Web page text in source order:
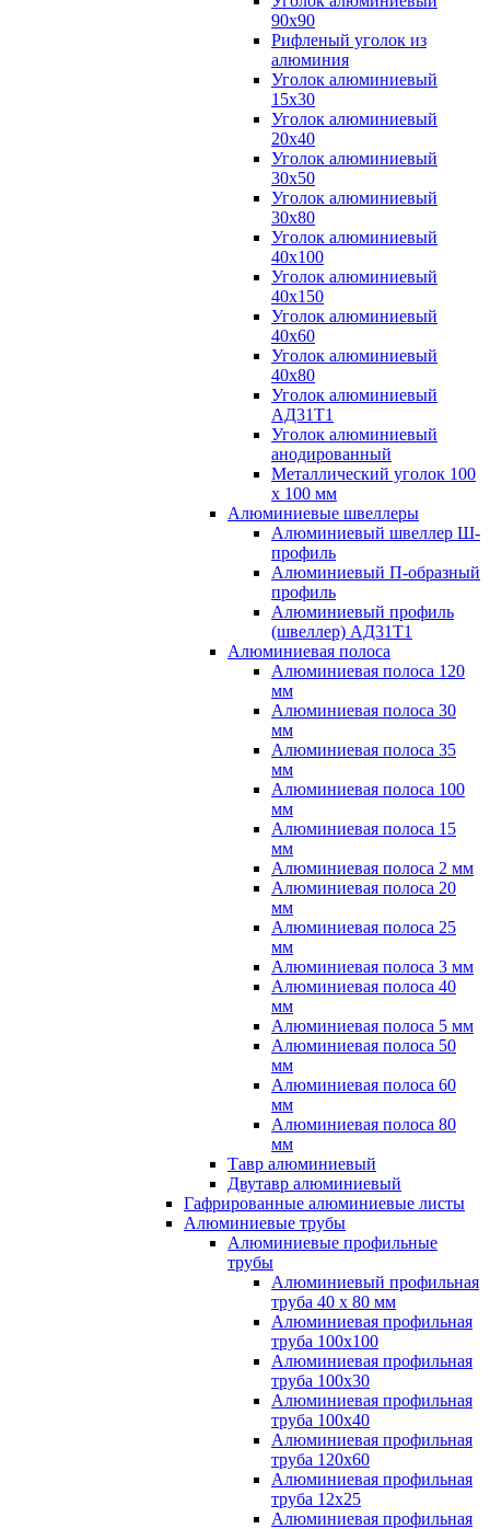
90х90
Рифленый уголок из
алюминия
Уголок алюминиевый
15х30
Уголок алюминиевый
20х40
Уголок алюминиевый
30х50
Уголок алюминиевый
30х80
Уголок алюминиевый
40х100
Уголок алюминиевый
40х150
Уголок алюминиевый
40х60
Уголок алюминиевый
40х80
Уголок алюминиевый
АД31Т1
Уголок алюминиевый
анодированный
Металлический уголок 100
х 100 мм
Алюминиевые швеллеры
Алюминиевый швеллер Ш-
профиль
Алюминиевый П-образный
профиль
Алюминиевый профиль
(швеллер) АД31Т1
Алюминиевая полоса
Алюминиевая полоса 120
мм
Алюминиевая полоса 30
мм
Алюминиевая полоса 35
мм
Алюминиевая полоса 100
мм
Алюминиевая полоса 15
мм
Алюминиевая полоса 2 мм
Алюминиевая полоса 20
мм
Алюминиевая полоса 25
мм
Алюминиевая полоса 3 мм
Алюминиевая полоса 40
мм
Алюминиевая полоса 5 мм
Алюминиевая полоса 50
мм
Алюминиевая полоса 60
мм
Алюминиевая полоса 80
мм
Тавр алюминиевый
Двутавр алюминиевый
Гафрированные алюминиевые листы
Алюминиевые трубы
Алюминиевые профильные
трубы
Алюминиевый профильная
труба 40 х 80 мм
Алюминиевая профильная
труба 100х100
Алюминиевая профильная
труба 100х30
Алюминиевая профильная
труба 100х40
Алюминиевая профильная
труба 120х60
Алюминиевая профильная
труба 12x25
Алюминиевая профильная